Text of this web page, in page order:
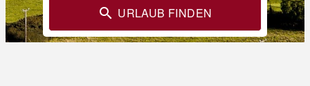
URLAUB FINDEN